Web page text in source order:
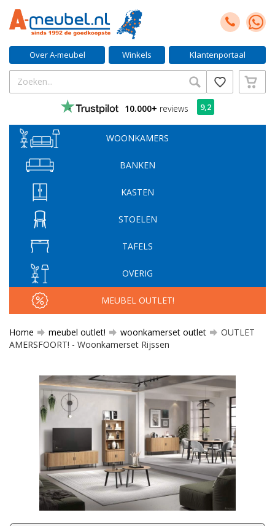
Over A-meubel Winkels Klantenportaal
10.000+ reviews 9,2
WOONKAMERS
BANKEN
KASTEN
STOELEN
TAFELS
OVERIG
MEUBEL OUTLET!
Home meubel outlet! woonkamerset outlet
OUTLET
AMERSFOORT! - Woonkamerset Rijssen